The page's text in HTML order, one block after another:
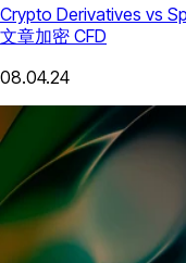
Crypto Derivatives vs
文章加密 CFD
08.04.24